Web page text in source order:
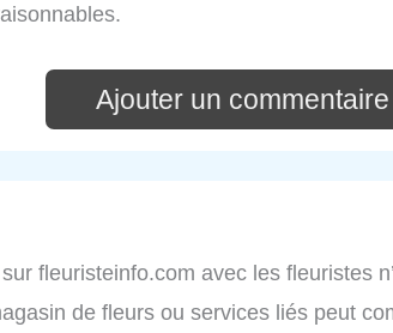
Ajouter un
fleuristeinfo.com avec les fleuristes
de fleurs ou services liés peut